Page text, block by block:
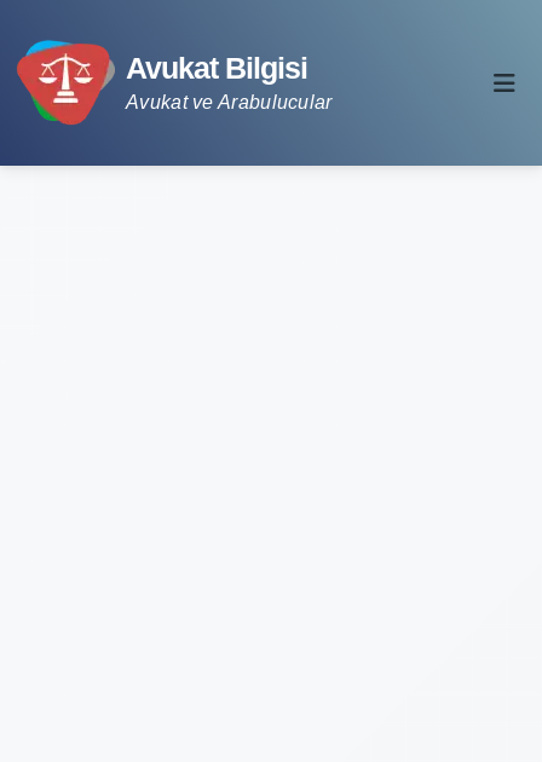
Avukat Bilgisi
Avukat ve Arabulucular